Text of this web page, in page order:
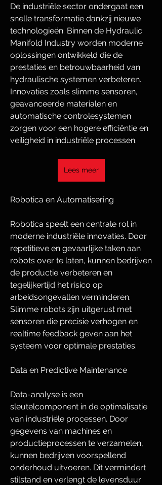
De industriële sector ondergaat een
snelle transformatie dankzij nieuwe
technologieën. Binnen de Hydraulic
Manifold Industry worden moderne
oplossingen ontwikkeld die de
prestaties en betrouwbaarheid van
hydraulische systemen verbeteren.
Innovaties zoals slimme sensoren,
geavanceerde materialen en
automatische controlesystemen
zorgen voor een hogere efficiëntie en
veiligheid in industriële processen.
Lees meer
Robotica en Automatisering
Robotica speelt een centrale rol in
moderne industriële innovaties. Door
repetitieve en gevaarlijke taken aan
robots over te laten, kunnen bedrijven
de productie verbeteren en
tegelijkertijd het risico op
arbeidsongevallen verminderen.
Slimme robots zijn uitgerust met
sensoren die precisie verhogen en
realtime feedback geven aan het
systeem voor optimale prestaties.
Data en Predictive Maintenance
Data-analyse is een
sleutelcomponent in de optimalisatie
van industriële processen. Door
gegevens van machines en
productieprocessen te verzamelen,
kunnen bedrijven voorspellend
onderhoud uitvoeren. Dit vermindert
stilstand en verlengt de levensduur